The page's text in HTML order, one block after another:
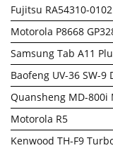
Fujitsu RA54310-0102
Motorola P8668
Samsung Tab A11
Baofeng UV-36 SW-9
Quansheng MD-800i
Motorola R5
Kenwood TH-F9